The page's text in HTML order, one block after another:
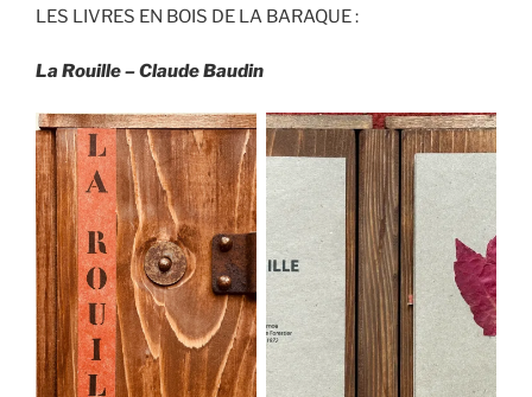
LES LIVRES EN BOIS DE LA BARAQUE :
La Rouille – Claude Baudin